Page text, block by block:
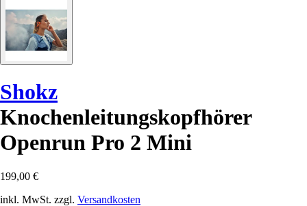
Shokz
Knochenleitungskopfhörer
Openrun Pro 2 Mini
199,00 €
inkl. MwSt. zzgl. Versandkosten